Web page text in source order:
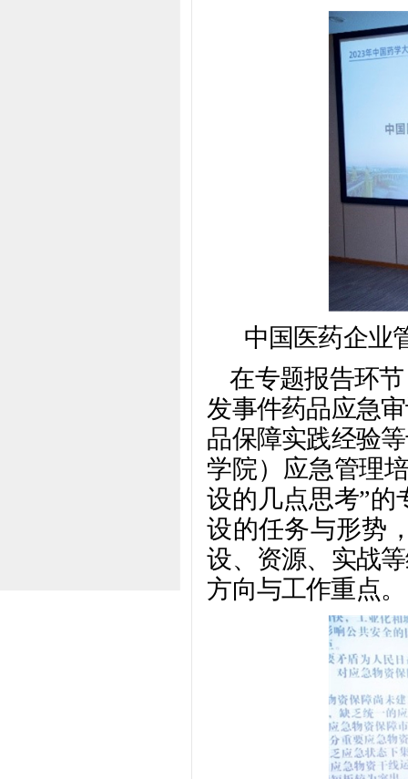
中国医药企业
在专题报告环
发事件药品应急
品保障实践经验
学院）应急管理
设的几点思考”的
设的任务与形势
设、资源、实战
方向与工作重点。